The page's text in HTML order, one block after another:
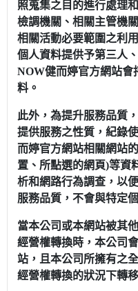
照蒐集之目的進行處理
檢調機關、相關主管機
相關活動必要範圍之利
個人資料提供予第三人
NOW健而婷官方網站會
料。
此外，為提升服務品質
提供服務之性質，紀錄
而婷官方網站相關網站
置、所點選的網頁)等資
析和網路行為調查，以
服務品質，不會與特定
當本公司或本網站被其
經營權轉換時，本公司
站，且本公司所擁有之
經營權轉換的狀況下轉